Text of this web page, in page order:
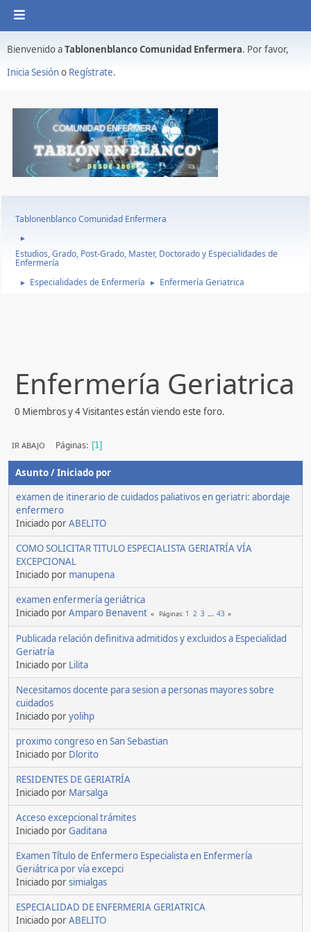
Bienvenido aTablonenblanco Comunidad Enfermera. Por favor,
Inicia Sesióno Regístrate.
Tablonenblanco Comunidad Enfermera
►
Estudios, Grado, Post-Grado, Master, Doctorado y Especialidades de
Enfermería
► Especialidades de Enfermería ► Enfermería Geriatrica
Enfermería Geriatrica
0 Miembros y 4 Visitantes están viendo este foro.
IR ABAJO Páginas 1
Asunto/Iniciado por
examen de itinerario de cuidados paliativos en geriatri: abordaje
enfermero
Iniciado porABELITO
COMO SOLICITAR TITULO ESPECIALISTA GERIATRÍA VÍA
EXCEPCIONAL
Iniciado por manupena
examen enfermería geriátrica
Iniciado porAmparo Benavent Páginas 1 2 3 ... 43
Publicada relación definitiva admitidos y excluidos a Especialidad
Geriatría
Iniciado por Lilita
Necesitamos docente para sesion a personas mayores sobre
cuidados
Iniciado poryolihp
proximo congreso en San Sebastian
Iniciado por Dlorito
RESIDENTES DE GERIATRÍA
Iniciado por Marsalga
Acceso excepcional trámites
Iniciado porGaditana
Examen Título de Enfermero Especialista en Enfermería
Geriátrica por vía excepci
Iniciado porsimialgas
ESPECIALIDAD DE ENFERMERIA GERIATRICA
Iniciado porABELITO